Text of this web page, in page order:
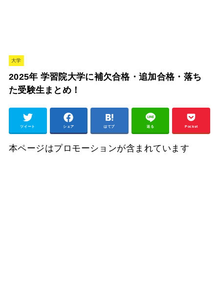
大学
2025年 学習院大学に補欠合格・追加合格・落ち
た受験生まとめ！
ツイート シェア はてブ 送る Pocket
本ページはプロモーションが含まれています